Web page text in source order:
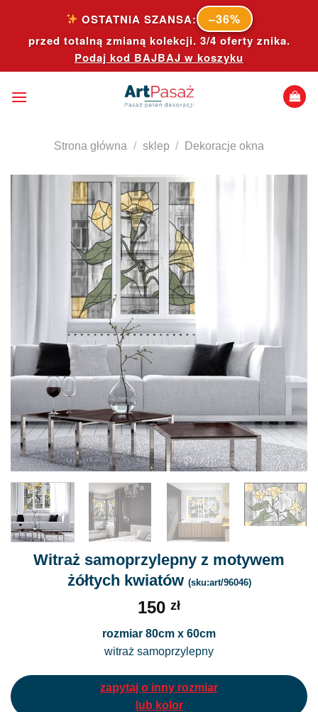
content
OSTATNIA SZANSA: –36%
przed totalną zmianą kolekcji. 3/4 oferty znika.
Podaj kod BAJBAJ w koszyku
Strona główna / sklep / Dekoracje okna
Witraż samoprzylepny z motywem
żółtych kwiatów (sku:art/96046)
150 zł
rozmiar 80cm x 60cm
witraż samoprzylepny
zapytaj o inny rozmiar
lub kolor